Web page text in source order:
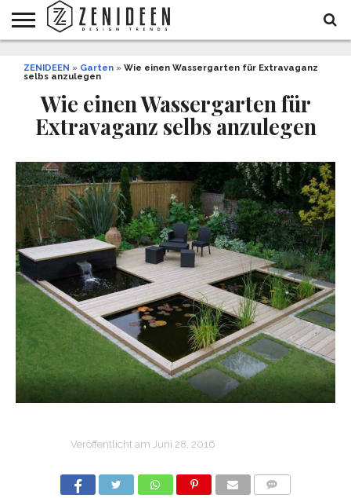
INNENDESIGN
ARCHITEKTUR
GARTEN
UND
LIFESTYLE
DEKO
&
DIY
STYLE
REZEPTE
GESUNDHEIT
WEIHNACHTEN
ZENIDEEN » Garten » Wie einen Wassergarten für Extravaganz
selbs anzulegen
Wie einen Wassergarten für
Extravaganz selbs anzulegen
Veröffentlicht am Juni 28, 2016